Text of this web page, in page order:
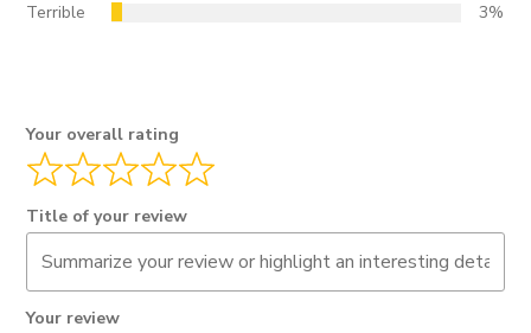
Terrible
3%
Your overall rating
Title of your review
Your review